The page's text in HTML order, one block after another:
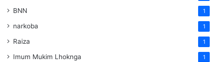
BNN 1
narkoba 1
Raiza 1
Imum Mukim Lhoknga 1